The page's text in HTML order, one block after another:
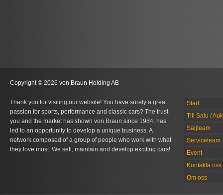
Copyright © 2026 von Braun Holding AB
Thank you for visiting our website! You have surely a great
passion for sports, performance and classic cars? The trust
you and the market has shown von Braun since 1984, has
led to an opportunity to develop a unique business. A
network composed of a group of people who work with what
they love most. We sell, maintain and develop exciting cars!
Start
Till Salu /
Säljteam
Serviceteam
Event
Kontakta oss
Om oss